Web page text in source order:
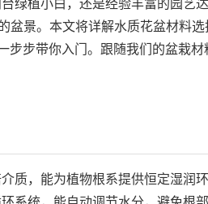
绿植小白，还是经验丰富的园艺达
盆景。本文将详解水质花盆材料选
步步带你入门。跟随我们的盆栽材
质，能为植物根系提供恒定湿润环